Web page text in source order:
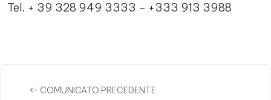
Tel. + 39 328 949 3333 – +333 913 3988
COMUNICATO PRECEDENTE